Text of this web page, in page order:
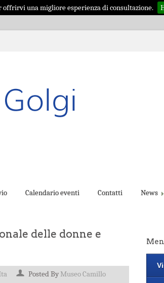
una migliore esperienza di consultazione.
Calendario eventi Contatti News
delle donne e
Posted By Museo Camillo